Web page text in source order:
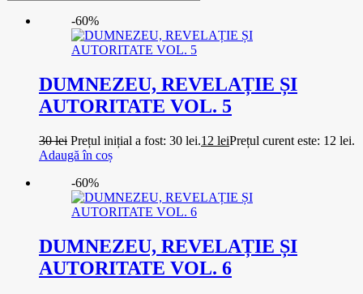
-60%
DUMNEZEU, REVELAȚIE ȘI
AUTORITATE VOL. 5
30lei Prețul inițial a fost: 30 lei.12 leiPrețul curent este: 12 lei.
Adaugă în coș
-60%
DUMNEZEU, REVELAȚIE ȘI
AUTORITATE VOL. 6